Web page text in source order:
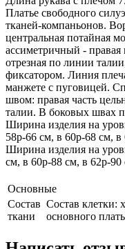
Платье свободного
тканей-компаньонов.
центральная потайная
ассиметричный - правая
отрезная по линии
фиксатором. Линия
манжете с пуговицей.
швом: правая часть
талии. В боковых швах
Ширина изделия на
58р-66 см, в 60р-68 см,
Ширина изделия на
см, в 60р-88 см, в 62р-90
Основные
Состав
ткани
Состав клетки:
основного